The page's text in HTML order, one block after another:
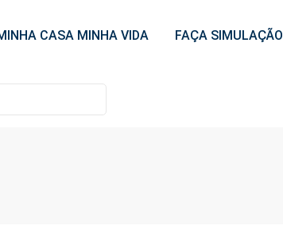
CASA MINHA VIDA FAÇA SIMULAÇÃO